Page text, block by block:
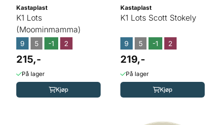
Kastaplast
K1 Lots
(Moominmamma)
9 5 -1 2
215,-
På lager
Kjøp
Kastaplast
K1 Lots Scott Stokely
9 5 -1 2
219,-
På lager
Kjøp